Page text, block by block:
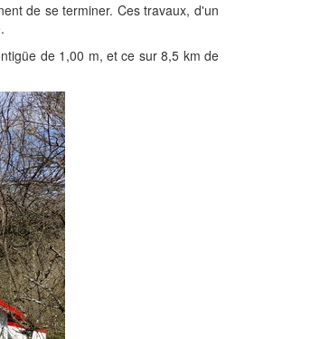
de se terminer. Ces travaux, d'un
de 1,00 m, et ce sur 8,5 km de